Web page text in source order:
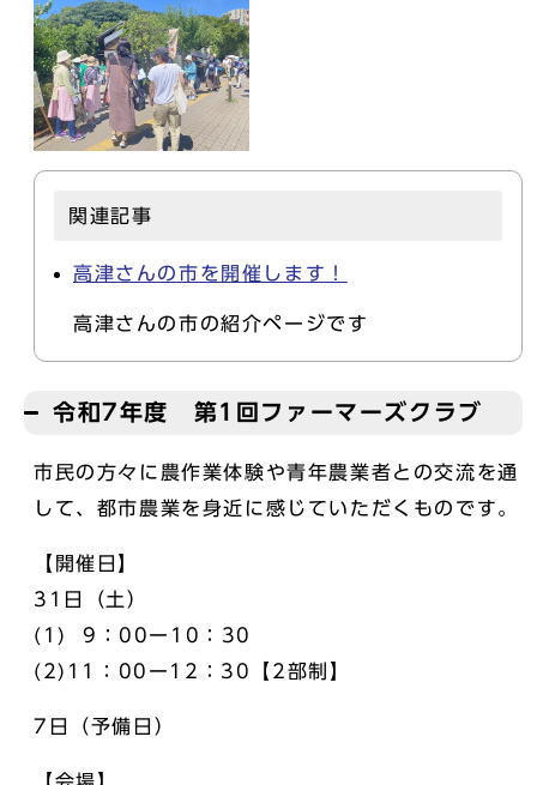
関連記事
高津さんの市を開催します！
高津さんの市の紹介ページです
令和7年度 第1回ファーマーズクラブ
市民の方々に農作業体験や青年農業者との交流を通
して、都市農業を身近に感じていただくものです。
【開催日】
31日（土）
(1) 9：00ー10：30
(2)11：00ー12：30【2部制】
7日（予備日）
【会場】